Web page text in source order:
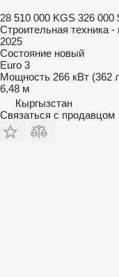
28 510 000 KGS 326 000
Строительная техника -
2025
Состояние новый
Euro 3
Мощность 266 кВт (362
6,48 м
Кыргызстан
Связаться с продавцом